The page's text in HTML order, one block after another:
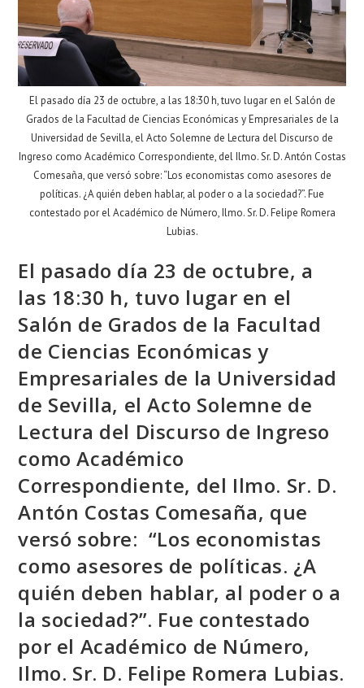
El pasado día 23 de octubre, a las 18:30 h, tuvo lugar en el Salón de
Grados de la Facultad de Ciencias Económicas y Empresariales de la
Universidad de Sevilla, el Acto Solemne de Lectura del Discurso de
Ingreso como Académico Correspondiente, del Ilmo. Sr. D. Antón Costas
Comesaña, que versó sobre: “Los economistas como asesores de
políticas. ¿A quién deben hablar, al poder o a la sociedad?”. Fue
contestado por el Académico de Número, Ilmo. Sr. D. Felipe Romera
Lubias.
El pasado día 23 de octubre, a
las 18:30 h, tuvo lugar en el
Salón de Grados de la Facultad
de Ciencias Económicas y
Empresariales de la Universidad
de Sevilla, el Acto Solemne de
Lectura del Discurso de Ingreso
como Académico
Correspondiente, del Ilmo. Sr. D.
Antón Costas Comesaña, que
versó sobre: “Los economistas
como asesores de políticas. ¿A
quién deben hablar, al poder o a
la sociedad?”. Fue contestado
por el Académico de Número,
Ilmo. Sr. D. Felipe Romera Lubias.